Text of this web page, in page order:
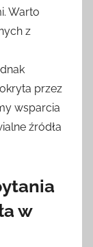
Warto
z
przez
wsparcia
źródła
w